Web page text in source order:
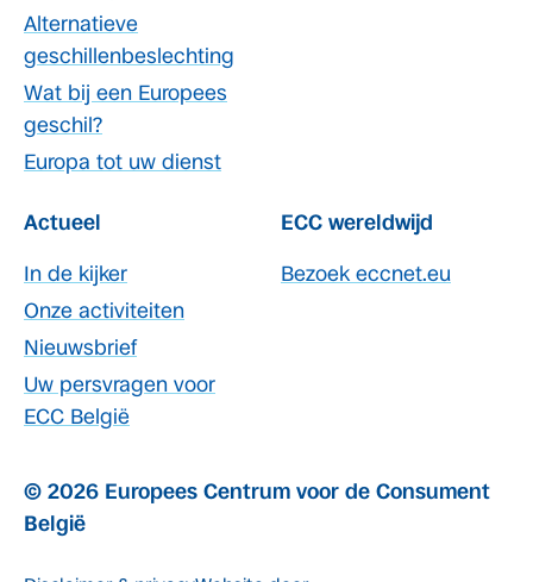
Alternatieve
geschillenbeslechting
Wat bij een Europees
geschil?
Europa tot uw dienst
Actueel
In de kijker
Onze activiteiten
Nieuwsbrief
Uw persvragen voor
ECC België
ECC wereldwijd
Bezoek eccnet.eu
© 2026 Europees Centrum voor de Consument
België